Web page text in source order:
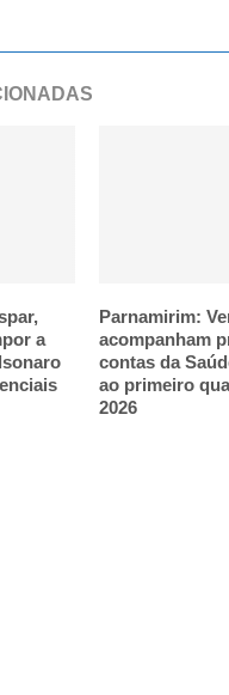
a
Parnamirim:
acompanham
contas da
ao primeiro
2026